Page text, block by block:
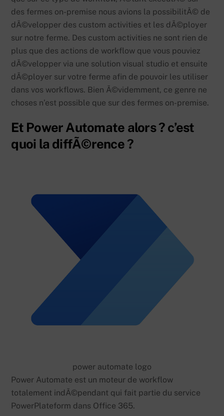
des fermes on-premise nous avions la possibilitÃ© de
dÃ©velopper des custom activities et les dÃ©ployer
sur notre ferme. Des custom activities ne sont rien de
plus que des actions de workflow que vous pouviez
dÃ©velopper via une solution visual studio et ensuite
dÃ©ployer sur votre ferme afin de pouvoir les utiliser
dans vos workflows. Bien Ã©videmment, ce genre ne
choses n’est possible que sur des fermes on-premise.
Et Power Automate alors ? c’est
quoi la diffÃ©rence ?
power automate logo
Power Automate est un moteur de workflow
totalement indÃ©pendant qui fait partie du service
PowerPlateform dans Office 365.